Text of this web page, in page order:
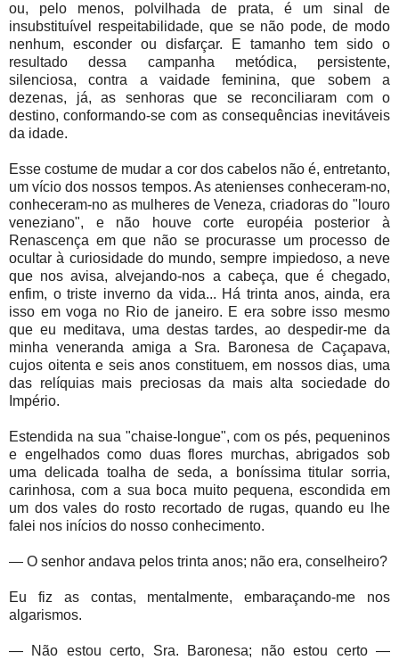
ou, pelo menos, polvilhada de prata, é um sinal de
insubstituível respeitabilidade, que se não pode, de modo
nenhum, esconder ou disfarçar. E tamanho tem sido o
resultado dessa campanha metódica, persistente,
silenciosa, contra a vaidade feminina, que sobem a
dezenas, já, as senhoras que se reconciliaram com o
destino, conformando-se com as consequências inevitáveis
da idade.
Esse costume de mudar a cor dos cabelos não é, entretanto,
um vício dos nossos tempos. As atenienses conheceram-no,
conheceram-no as mulheres de Veneza, criadoras do "louro
veneziano", e não houve corte européia posterior à
Renascença em que não se procurasse um processo de
ocultar à curiosidade do mundo, sempre impiedoso, a neve
que nos avisa, alvejando-nos a cabeça, que é chegado,
enfim, o triste inverno da vida... Há trinta anos, ainda, era
isso em voga no Rio de janeiro. E era sobre isso mesmo
que eu meditava, uma destas tardes, ao despedir-me da
minha veneranda amiga a Sra. Baronesa de Caçapava,
cujos oitenta e seis anos constituem, em nossos dias, uma
das relíquias mais preciosas da mais alta sociedade do
Império.
Estendida na sua "chaise-longue", com os pés, pequeninos
e engelhados como duas flores murchas, abrigados sob
uma delicada toalha de seda, a boníssima titular sorria,
carinhosa, com a sua boca muito pequena, escondida em
um dos vales do rosto recortado de rugas, quando eu lhe
falei nos inícios do nosso conhecimento.
— O senhor andava pelos trinta anos; não era, conselheiro?
Eu fiz as contas, mentalmente, embaraçando-me nos
algarismos.
— Não estou certo, Sra. Baronesa; não estou certo —